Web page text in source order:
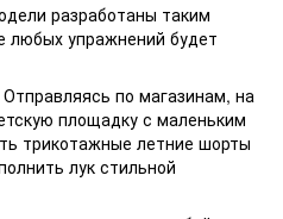
разработаны таким
любых упражнений будет
по магазинам, на
площадку с маленьким
трикотажные летние шорты
лук стильной